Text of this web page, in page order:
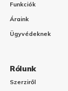
Funkciók
Áraink
Ügyvédeknek
Rólunk
Szerziről